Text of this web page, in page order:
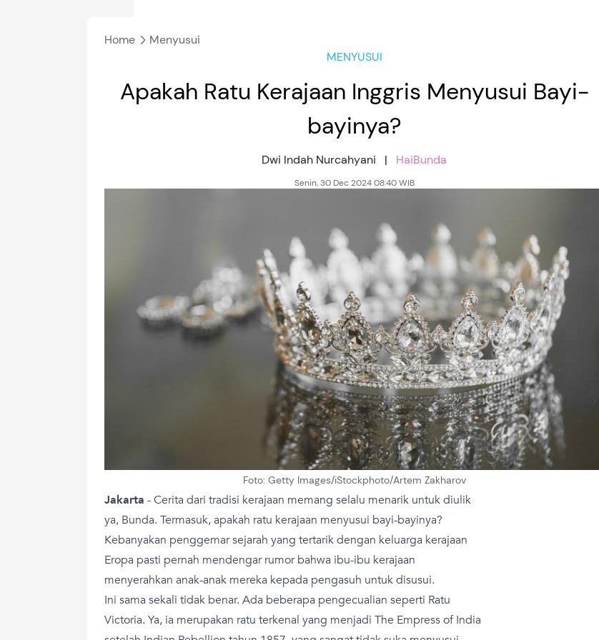
Home
Menyusui
MENYUSUI
Apakah Ratu Kerajaan Inggris Menyusui Bayi-
bayinya?
Dwi Indah Nurcahyani | HaiBunda
Senin, 30 Dec 2024 08:40 WIB
Foto: Getty Images/iStockphoto/Artem Zakharov
Jakarta -Cerita dari tradisi kerajaan memang selalu menarik untuk diulik
ya, Bunda. Termasuk, apakah ratu kerajaan menyusui bayi-bayinya?
Kebanyakan penggemar sejarah yang tertarik dengan keluarga kerajaan
Eropa pasti pernah mendengar rumor bahwa ibu-ibu kerajaan
menyerahkan anak-anak mereka kepada pengasuh untuk disusui.
Ini sama sekali tidak benar. Ada beberapa pengecualian seperti Ratu
Victoria. Ya, ia merupakan ratu terkenal yang menjadi The Empress of India